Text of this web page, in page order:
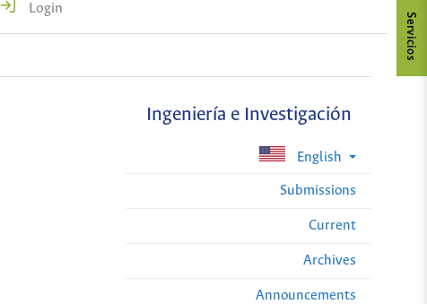
Login
Ingeniería e Investigación
English
Submissions
Current
Archives
Announcements